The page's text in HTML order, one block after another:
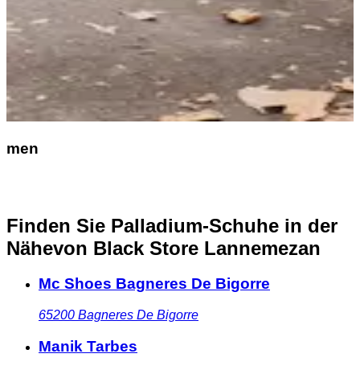
men
Finden Sie Palladium-Schuhe in der
Nähevon Black Store Lannemezan
Mc Shoes Bagneres De Bigorre
65200 Bagneres De Bigorre
Manik Tarbes